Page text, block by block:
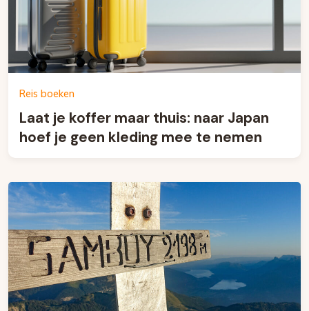
Reis boeken
Laat je koffer maar thuis: naar Japan
hoef je geen kleding mee te nemen